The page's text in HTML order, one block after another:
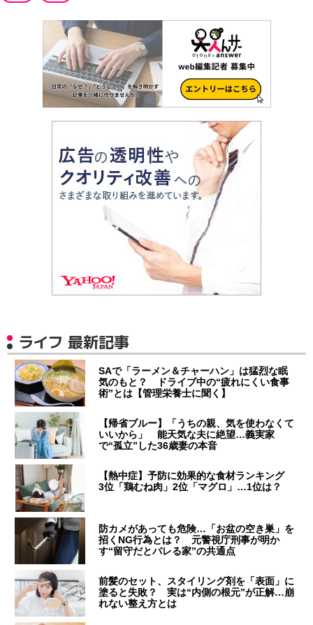
ライフ 最新記事
SAで「ラーメン＆チャーハン」は猛烈な眠
気のもと？ ドライブ中の“疲れにくい食事
術”とは【管理栄養士に聞く】
【帰省ブルー】「うちの親、気を使わなくて
いいから」 能天気な夫に絶望…義実家
で“孤立”した36歳妻の本音
【熱中症】予防に効果的な食材ランキング
3位「鶏むね肉」2位「マグロ」…1位は？
防カメがあっても危険…「お盆の空き巣」を
招くNG行為とは？ 元警視庁刑事が明か
す“留守だとバレる家”の共通点
前髪のセット、スタイリング剤を「表面」に
塗ると失敗？ 実は“内側の根元”が正解…崩
れない整え方とは